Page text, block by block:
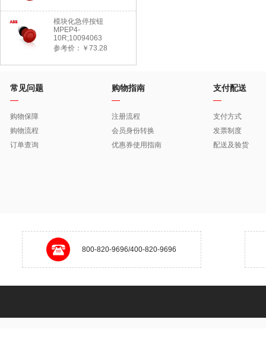
模块化急停按钮
MPEP4-
10R;10094063
参考价：￥73.28
常见问题
购物保障
购物流程
订单查询
购物指南
注册流程
会员身份转换
优惠券使用指南
支付配送
支付方式
发票制度
配送及验货
800-820-9696/400-820-9696